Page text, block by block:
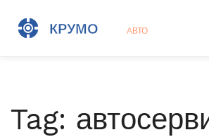
Tag: